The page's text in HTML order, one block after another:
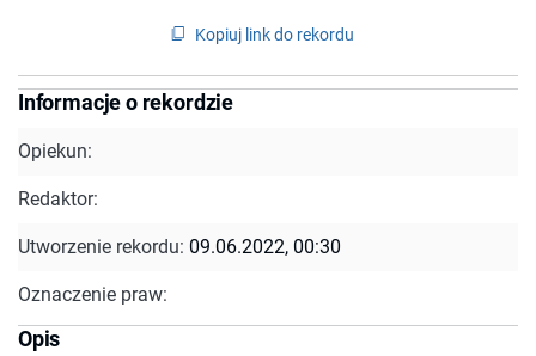
Kopiuj link do rekordu
Informacje o rekordzie
Opiekun:
Redaktor:
Utworzenie rekordu: 09.06.2022, 00:30
Oznaczenie praw:
Opis